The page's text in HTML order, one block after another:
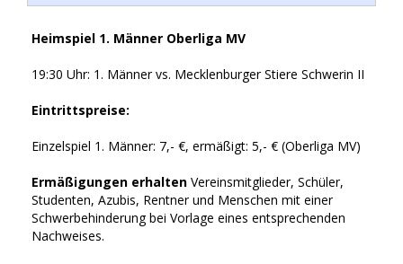
Heimspiel 1. Männer Oberliga MV
19:30 Uhr: 1. Männer vs. Mecklenburger Stiere Schwerin II
Eintrittspreise:
Einzelspiel 1. Männer: 7,- €, ermäßigt: 5,- € (Oberliga MV)
Ermäßigungen erhalten Vereinsmitglieder, Schüler,
Studenten, Azubis, Rentner und Menschen mit einer
Schwerbehinderung bei Vorlage eines entsprechenden
Nachweises.